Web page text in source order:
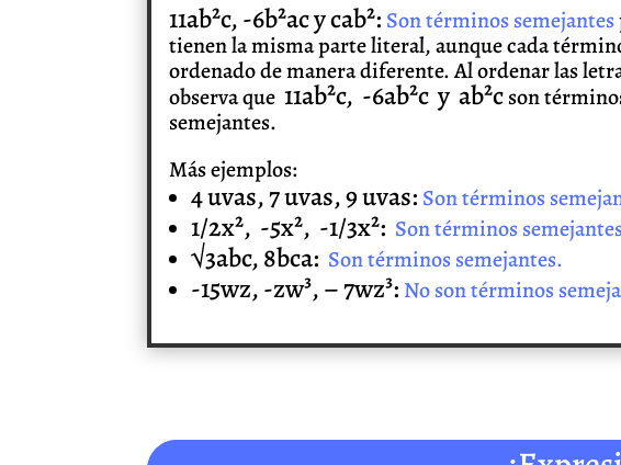
11ab²c, -6b²ac y cab²: Son términos semejantes
tienen la misma parte literal, aunque cada
ordenado de manera diferente. Al ordenar las
observa que 11ab²c, -6ab²c y ab²cson
semejantes.
Más ejemplos:
4 uvas, 7 uvas, 9 uvas: Son términos
1/2x², -5x², -1/3x²: Son términos
√3abc, 8bca: Son términos semejantes.
-15wz, -zw³, – 7wz³: No son términos